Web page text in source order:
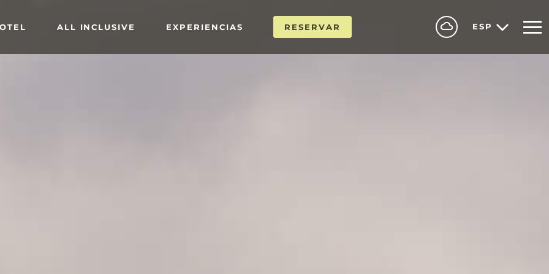
ALL INCLUSIVE EXPERIENCIAS RESERVAR ESP